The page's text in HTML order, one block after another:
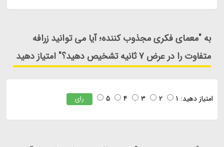
به "معمای فکری مجذوب کننده؛ آیا می توانید زرافه
متفاوت را در عرض 7 ثانیه تشخیص دهید؟" امتیاز دهید
امتیاز دهید: 1
2
3
4
5 رای